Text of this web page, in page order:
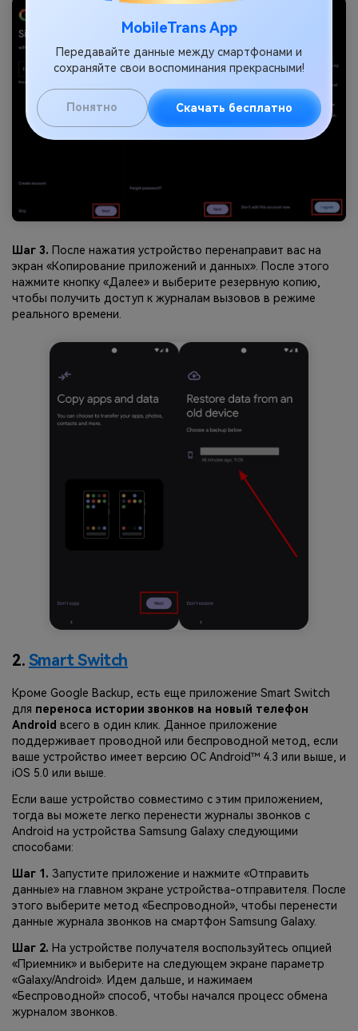
Шаг 3. После нажатия устройство перенаправит вас на
экран «Копирование приложений и данных». После этого
нажмите кнопку «Далее» и выберите резервную копию,
чтобы получить доступ к журналам вызовов в режиме
реального времени.
2. Smart Switch
Кроме Google Backup, есть еще приложение Smart Switch
для переноса истории звонков на новый телефон
Android всего в один клик. Данное приложение
поддерживает проводной или беспроводной метод, если
ваше устройство имеет версию ОС Android™ 4.3 или выше, и
iOS 5.0 или выше.
Если ваше устройство совместимо с этим приложением,
тогда вы можете легко перенести журналы звонков с
Android на устройства Samsung Galaxy следующими
способами:
Шаг 1. Запустите приложение и нажмите «Отправить
данные» на главном экране устройства-отправителя. После
этого выберите метод «Беспроводной», чтобы перенести
данные журнала звонков на смартфон Samsung Galaxy.
Шаг 2. На устройстве получателя воспользуйтесь опцией
«Приемник» и выберите на следующем экране параметр
«Galaxy/Android». Идем дальше, и нажимаем
«Беспроводной» способ, чтобы начался процесс обмена
журналом звонков.
MobileTrans App
Передавайте данные между смартфонами и
сохраняйте свои воспоминания прекрасными!
Понятно Скачать бесплатно